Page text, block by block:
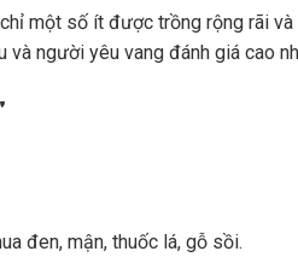
một số ít được trồng rộng rãi và
người yêu vang đánh giá cao
đen, mận, thuốc lá, gỗ sồi.